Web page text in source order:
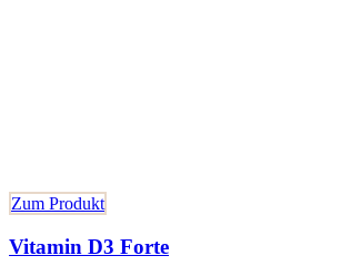
Zum Produkt
Vitamin D3 Forte